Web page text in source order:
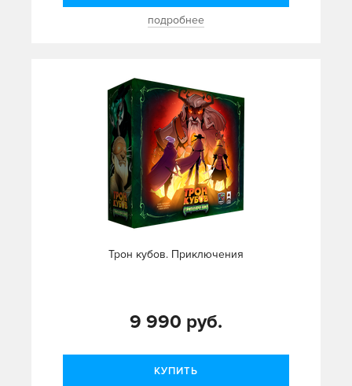
подробнее
Трон кубов. Приключения
9 990 руб.
КУПИТЬ